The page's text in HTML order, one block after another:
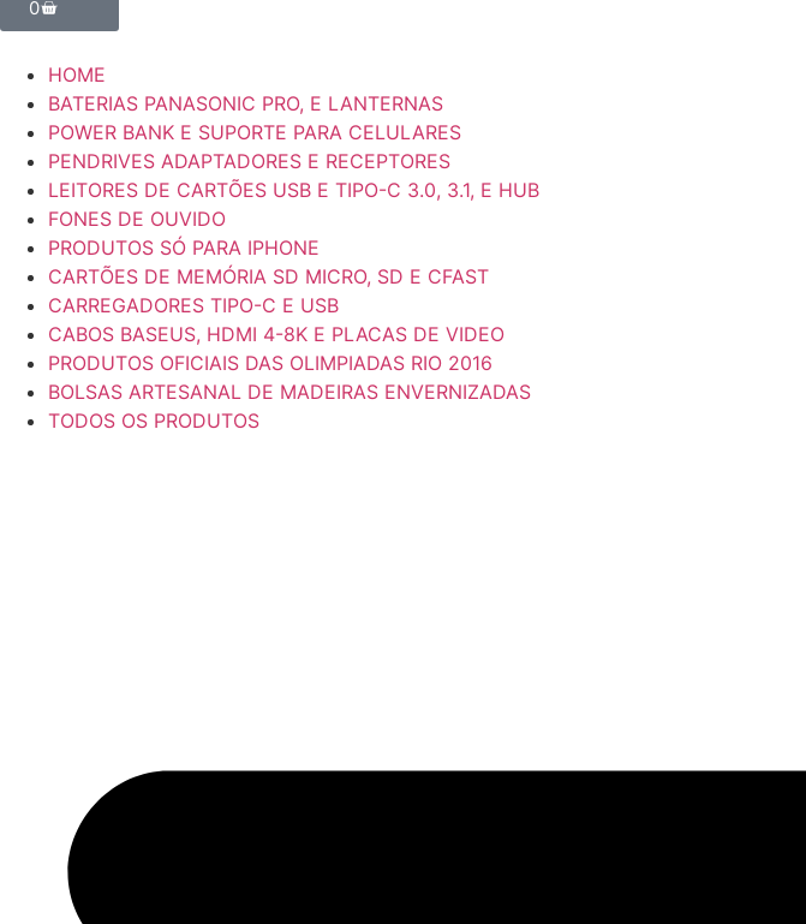
0
HOME
BATERIAS PANASONIC PRO, E LANTERNAS
POWER BANK E SUPORTE PARA CELULARES
PENDRIVES ADAPTADORES E RECEPTORES
LEITORES DE CARTÕES USB E TIPO-C 3.0, 3.1, E HUB
FONES DE OUVIDO
PRODUTOS SÓ PARA IPHONE
CARTÕES DE MEMÓRIA SD MICRO, SD E CFAST
CARREGADORES TIPO-C E USB
CABOS BASEUS, HDMI 4-8K E PLACAS DE VIDEO
PRODUTOS OFICIAIS DAS OLIMPIADAS RIO 2016
BOLSAS ARTESANAL DE MADEIRAS ENVERNIZADAS
TODOS OS PRODUTOS